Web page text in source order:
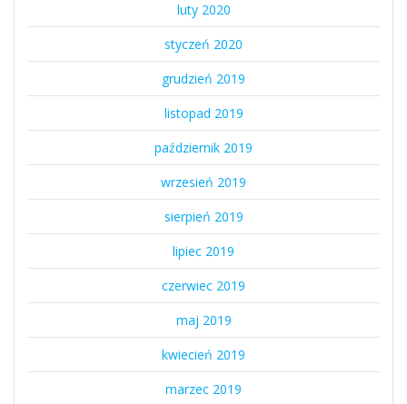
luty 2020
styczeń 2020
grudzień 2019
listopad 2019
październik 2019
wrzesień 2019
sierpień 2019
lipiec 2019
czerwiec 2019
maj 2019
kwiecień 2019
marzec 2019